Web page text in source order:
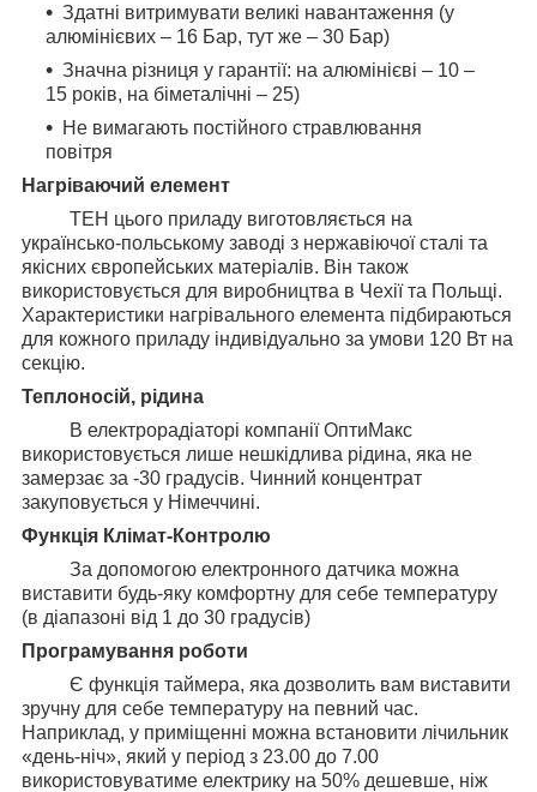
Здатні витримувати великі навантаження (у
алюмінієвих – 16 Бар, тут же – 30 Бар)
Значна різниця у гарантії: на алюмінієві – 10 –
15 років, на біметалічні – 25)
Не вимагають постійного стравлювання
повітря
Нагріваючий елемент
ТЕН цього приладу виготовляється на
українсько-польському заводі з нержавіючої сталі та
якісних європейських матеріалів. Він також
використовується для виробництва в Чехії та Польщі.
Характеристики нагрівального елемента підбираються
для кожного приладу індивідуально за умови 120 Вт на
секцію.
Теплоносій, рідина
В електрорадіаторі компанії ОптиМакс
використовується лише нешкідлива рідина, яка не
замерзає за -30 градусів. Чинний концентрат
закуповується у Німеччині.
Функція Клімат-Контролю
За допомогою електронного датчика можна
виставити будь-яку комфортну для себе температуру
(в діапазоні від 1 до 30 градусів)
Програмування роботи
Є функція таймера, яка дозволить вам виставити
зручну для себе температуру на певний час.
Наприклад, у приміщенні можна встановити лічильник
«день-ніч», який у період з 23.00 до 7.00
використовуватиме електрику на 50% дешевше, ніж